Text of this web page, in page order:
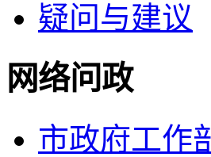
疑问与建议
网络问政
市政府工作